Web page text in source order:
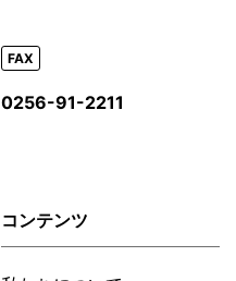
FAX
0256-91-2211
コンテンツ